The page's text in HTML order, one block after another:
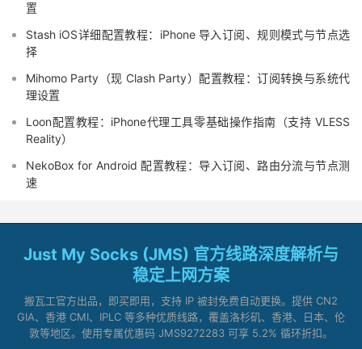
置
Stash iOS详细配置教程：iPhone 导入订阅、规则模式与节点选
择
Mihomo Party（现 Clash Party）配置教程：订阅转换与系统代
理设置
Loon配置教程：iPhone代理工具零基础操作指南（支持 VLESS
Reality）
NekoBox for Android 配置教程：导入订阅、路由分流与节点测
速
Just My Socks (JMS) 官方线路深度解析与
稳定上网方案
搬瓦工官方出品，即买即用，支持 IP 被封免费自动更换。提供 CN2
GIA、香港 CMI、IPLC 等多种优质线路，覆盖洛杉矶、香港、日本、伦
敦等地区。使用专属优惠码 JMS9272283 可享 5.2% 循环折扣。